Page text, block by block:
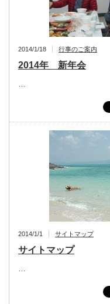
2014/1/18 行事のご案内
2014年 新年会
…
2014/1/1 サイトマップ
サイトマップ
…